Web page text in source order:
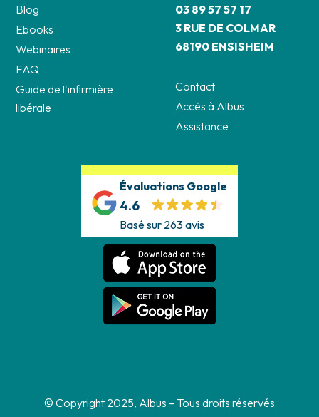
Blog
Ebooks
Webinaires
FAQ
Guide de l'infirmière
libérale
03 89 57 57 17
3 RUE DE COLMAR
68190 ENSISHEIM
Contact
Accès à Albus
Assistance
Évaluations Google
4.6
Basé sur 263 avis
© Copyright 2025, Albus – Tous droits réservés